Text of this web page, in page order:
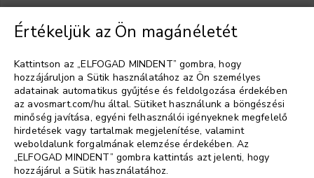
Válasszon nyelvet ▼
Értékeljük az Ön magánéletét
Kattintson az „ELFOGAD MINDENT” gombra, hogy
hozzájáruljon a Sütik használatához az Ön személyes
adatainak automatikus gyűjtése és feldolgozása érdekében
az avosmart.com/hu által. Sütiket használunk a böngészési
minőség javítása, egyéni felhasználói igényeknek megfelelő
hirdetések vagy tartalmak megjelenítése, valamint
weboldalunk forgalmának elemzése érdekében. Az
„ELFOGAD MINDENT” gombra kattintás azt jelenti, hogy
hozzájárul a Sütik használatához.